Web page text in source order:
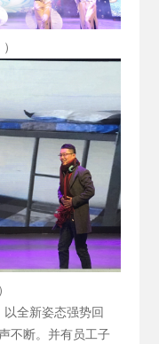
以全新姿态强势回
不断。并有员工子